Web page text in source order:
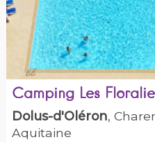
Camping Les
Dolus-d'Oléron,
Aquitaine